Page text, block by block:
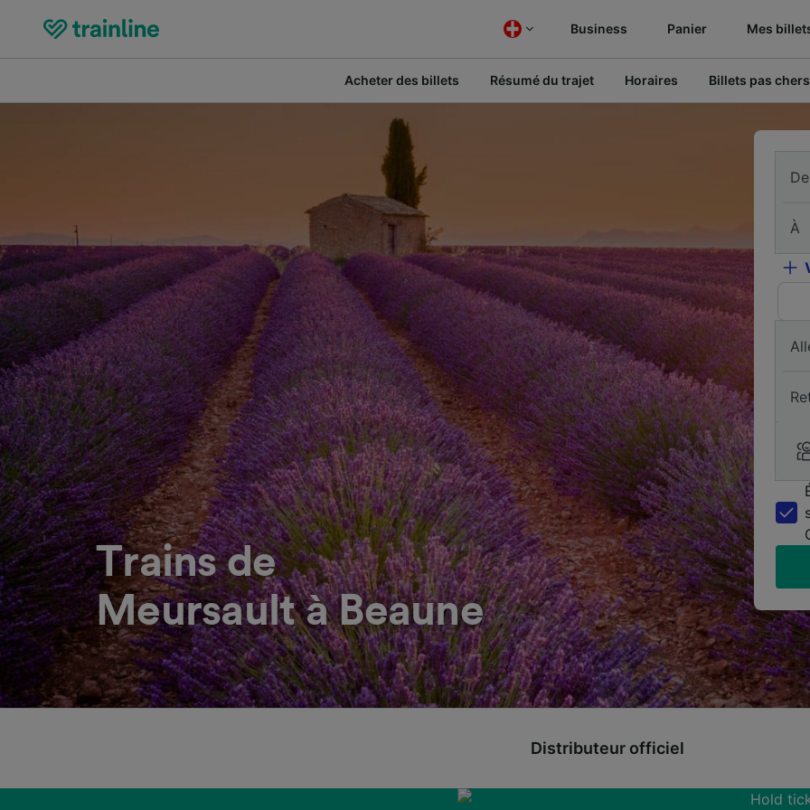
Business Panier Mes
Acheter des billets Résumé du trajet Horaires Billets pas chers
Trains de
Meursault à Beaune
De
À
Distributeur officiel